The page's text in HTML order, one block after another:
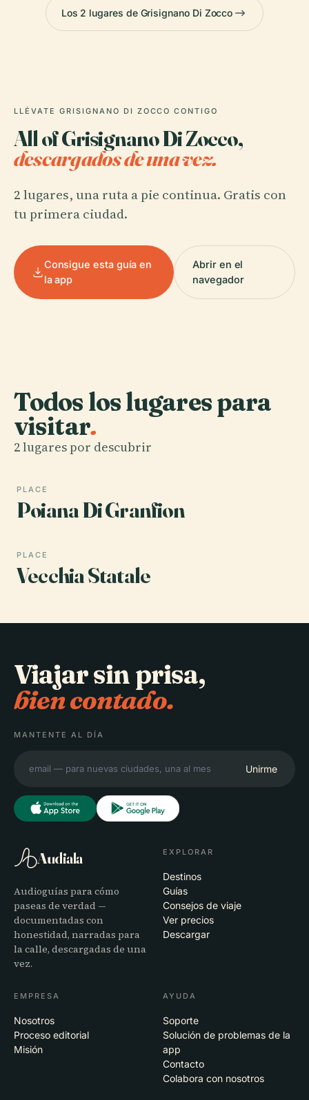
Los 2 lugares de Grisignano Di Zocco
LLÉVATE GRISIGNANO DI ZOCCO CONTIGO
All of Grisignano Di Zocco,
descargados de una vez.
2 lugares, una ruta a pie continua. Gratis con
tu primera ciudad.
Consigue esta guía en
la app
Abrir en el
navegador
Todos los lugares para
visitar.
2 lugares por descubrir
PLACE
Poiana Di Granfion
PLACE
Vecchia Statale
Viajar sin prisa,
bien contado.
MANTENTE AL DÍA
Unirme
Audiala
Audioguías para cómo
paseas de verdad —
documentadas con
honestidad, narradas para
la calle, descargadas de una
vez.
EXPLORAR
Destinos
Guías
Consejos de viaje
Ver precios
Descargar
EMPRESA
Nosotros
Proceso editorial
Misión
AYUDA
Soporte
Solución de problemas de la
app
Contacto
Colabora con nosotros